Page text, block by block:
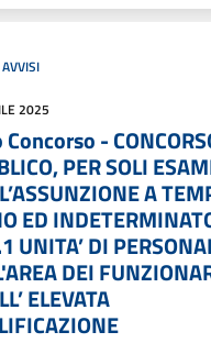
AVVISI
2025
-
PER SOLI
A
ED
UNITA’ DI
DEI
ELEVATA